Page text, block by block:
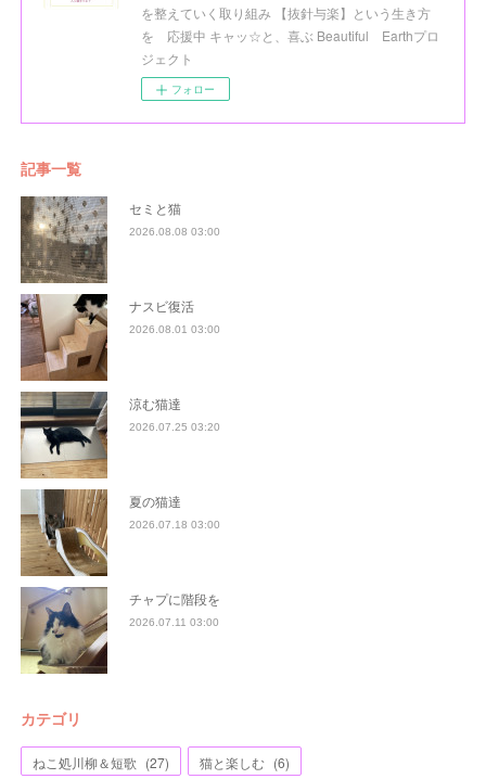
を整えていく取り組み 【抜針与楽】という生き方
を 応援中 キャッ☆と、喜ぶ Beautiful Earthプロ
ジェクト
フォロー
記事一覧
セミと猫
2026.08.08 03:00
ナスビ復活
2026.08.01 03:00
涼む猫達
2026.07.25 03:20
夏の猫達
2026.07.18 03:00
チャプに階段を
2026.07.11 03:00
カテゴリ
ねこ処川柳＆短歌 (27) 猫と楽しむ (6)